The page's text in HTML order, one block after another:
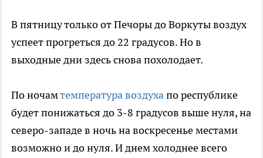
В пятницу только от Печоры до Воркуты воздух
успеет прогреться до 22 градусов. Но в
выходные дни здесь снова похолодает.
По ночамтемпература воздухапо республике
будет понижаться до 3-8 градусов выше нуля, на
северо-западе в ночь на воскресенье местами
возможно и до нуля. И днем холоднее всего